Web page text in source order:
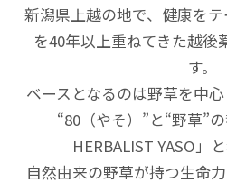
新潟県上越の地で、健康を
を40年以上重ねてきた越後
す。
ベースとなるのは野草を中心
“80（やそ）”と“野草”
HERBALIST YASO」
自然由来の野草が持つ生命